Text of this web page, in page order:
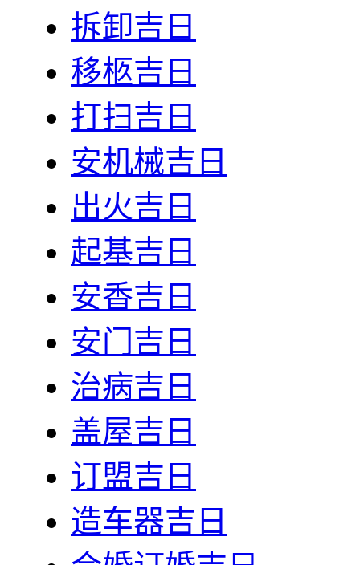
拆卸吉日
移柩吉日
打扫吉日
安机械吉日
出火吉日
起基吉日
安香吉日
安门吉日
治病吉日
盖屋吉日
订盟吉日
造车器吉日